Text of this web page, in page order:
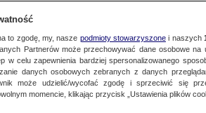
to zgodę, my, nasze podmioty stowarzyszonei naszych
Partnerów może przechowywać dane osobowe na
w celu zapewnienia bardziej spersonalizowanego
danych osobowych zebranych z danych
może udzielić/wycofać zgodę i sprzeciwić się
momencie, klikając przycisk „Ustawienia plików